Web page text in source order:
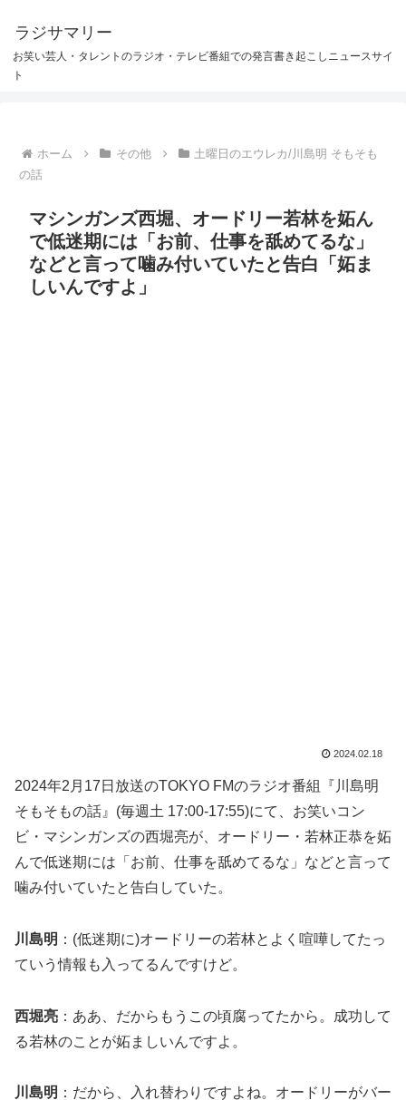
ラジサマリー
お笑い芸人・タレントのラジオ・テレビ番組での発言書き起こしニュースサイ
ト
ホーム その他
土曜日のエウレカ/川島明 そもそも
の話
マシンガンズ西堀、オードリー若林を妬ん
で低迷期には「お前、仕事を舐めてるな」
などと言って噛み付いていたと告白「妬ま
しいんですよ」
2024.02.18
2024年2月17日放送のTOKYO FMのラジオ番組『川島明
そもそもの話』(毎週土 17:00-17:55)にて、お笑いコン
ビ・マシンガンズの西堀亮が、オードリー・若林正恭を妬
んで低迷期には「お前、仕事を舐めてるな」などと言って
噛み付いていたと告白していた。
川島明 ：(低迷期に)オードリーの若林とよく喧嘩してたっ
ていう情報も入ってるんですけど。
西堀亮 ：ああ、だからもうこの頃腐ってたから。成功して
る若林のことが妬ましいんですよ。
川島明 ：だから、入れ替わりですよね。オードリーがバー